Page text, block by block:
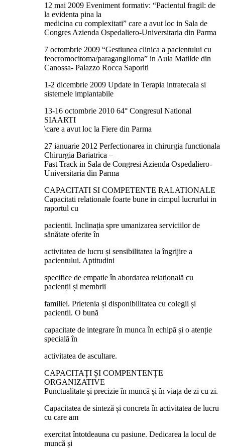
12 mai 2009 Eveniment formativ: “Pacientul fragil: de
la evidenta pina la
medicina cu complexitati” care a avut loc in Sala de
Congres Azienda Ospedaliero-Universitaria din Parma
7 octombrie 2009 “Gestiunea clinica a pacientului cu
feocromocitoma/paraganglioma” in Aula Matilde din
Canossa- Palazzo Rocca Saporiti
1-2 dicembrie 2009 Update in Terapia intratecala si
sistemele impiantabile
13-16 octombrie 2010 64° Congresul National
SIAARTI
\care a avut loc la Fiere din Parma
27 ianuarie 2012 Perfectionarea in chirurgia functionala
Chirurgia Bariatrica –
Fast Track in Sala de Congresi Azienda Ospedaliero-
Universitaria din Parma
CAPACITATI SI COMPETENTE RALATIONALE
Capacitati relationale foarte bune in cimpul lucrurlui in
raportul cu
pacientii. Inclinația spre umanizarea serviciilor de
sănătate oferite în
activitatea de lucru și sensibilitatea la îngrijire a
pacientului. Aptitudini
specifice de empatie în abordarea relațională cu
pacienții și membrii
familiei. Prietenia și disponibilitatea cu colegii și
pacientii. O bună
capacitate de integrare în munca în echipă și o atenție
specială în
activitatea de ascultare.
CAPACITAȚI ȘI COMPENTENȚE
ORGANIZATIVE
Punctualitate și precizie în muncă și în viața de zi cu zi.
Capacitatea de sinteză și concreta în activitatea de lucru
cu care am
exercitat întotdeauna cu pasiune. Dedicarea la locul de
muncă și